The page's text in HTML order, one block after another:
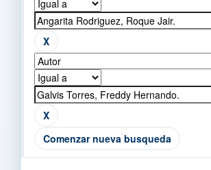
Comenzar nueva busqueda